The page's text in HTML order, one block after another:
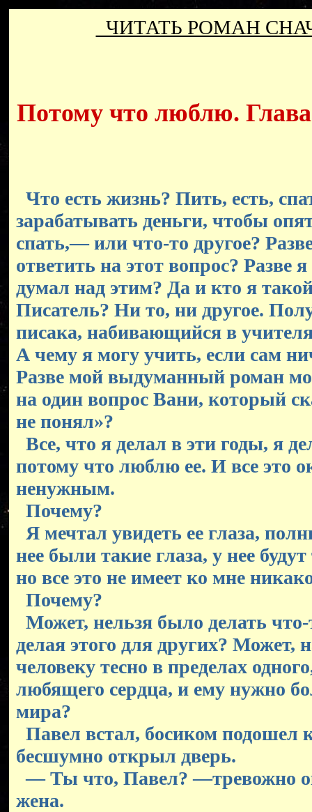
ЧИТАТЬ РОМАН
Потому что люблю.
Что есть жизнь? Пить, есть,
зарабатывать деньги, чтобы
спать,— или что-то другое?
ответить на этот вопрос? Разве
думал над этим? Да и кто я
Писатель? Ни то, ни другое.
писака, набивающийся в учителя
А чему я могу учить, если сам
Разве мой выдуманный роман
на один вопрос Вани, который
не понял»?
Все, что я делал в эти годы, я
потому что люблю ее. И все это
ненужным.
Почему?
Я мечтал увидеть ее глаза,
нее были такие глаза, у нее
но все это не имеет ко мне
Почему?
Может, нельзя было делать что-
делая этого для других? Может,
человеку тесно в пределах
любящего сердца, и ему нужно
мира?
Павел встал, босиком подошел
бесшумно открыл дверь.
— Ты что, Павел? —тревожно
жена.